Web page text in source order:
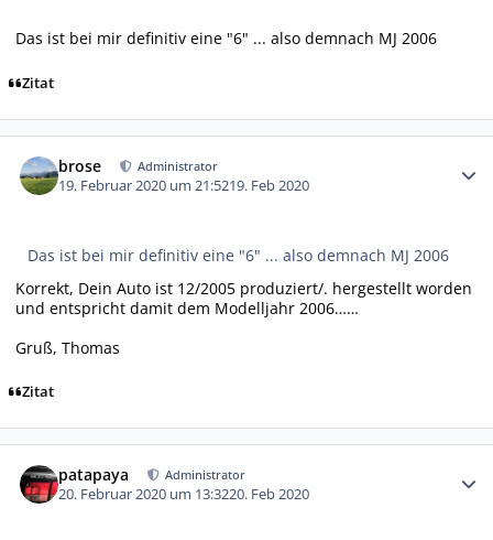
Das ist bei mir definitiv eine "6" ... also demnach MJ 2006
Zitat
brose Administrator
19. Februar 2020 um 21:5219. Feb 2020
Das ist bei mir definitiv eine "6" ... also demnach MJ 2006
Korrekt, Dein Auto ist 12/2005 produziert/. hergestellt worden
und entspricht damit dem Modelljahr 2006……
Gruß, Thomas
Zitat
patapaya Administrator
20. Februar 2020 um 13:3220. Feb 2020